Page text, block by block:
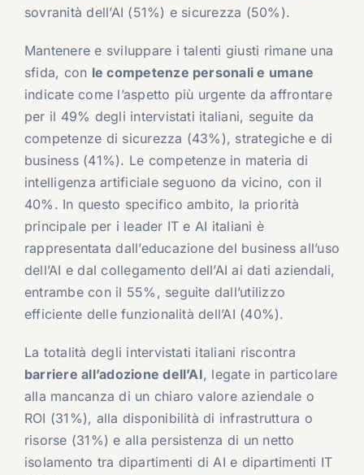
sovranità dell’AI (51%) e sicurezza (50%).
Mantenere e sviluppare i talenti giusti rimane una
sfida, con le competenze personali e umane
indicate come l’aspetto più urgente da affrontare
per il 49% degli intervistati italiani, seguite da
competenze di sicurezza (43%), strategiche e di
business (41%). Le competenze in materia di
intelligenza artificiale seguono da vicino, con il
40%. In questo specifico ambito, la priorità
principale per i leader IT e AI italiani è
rappresentata dall’educazione del business all’uso
dell’AI e dal collegamento dell’AI ai dati aziendali,
entrambe con il 55%, seguite dall’utilizzo
efficiente delle funzionalità dell’AI (40%).
La totalità degli intervistati italiani riscontra
barriere all’adozione dell’AI, legate in particolare
alla mancanza di un chiaro valore aziendale o
ROI (31%), alla disponibilità di infrastruttura o
risorse (31%) e alla persistenza di un netto
isolamento tra dipartimenti di AI e dipartimenti IT